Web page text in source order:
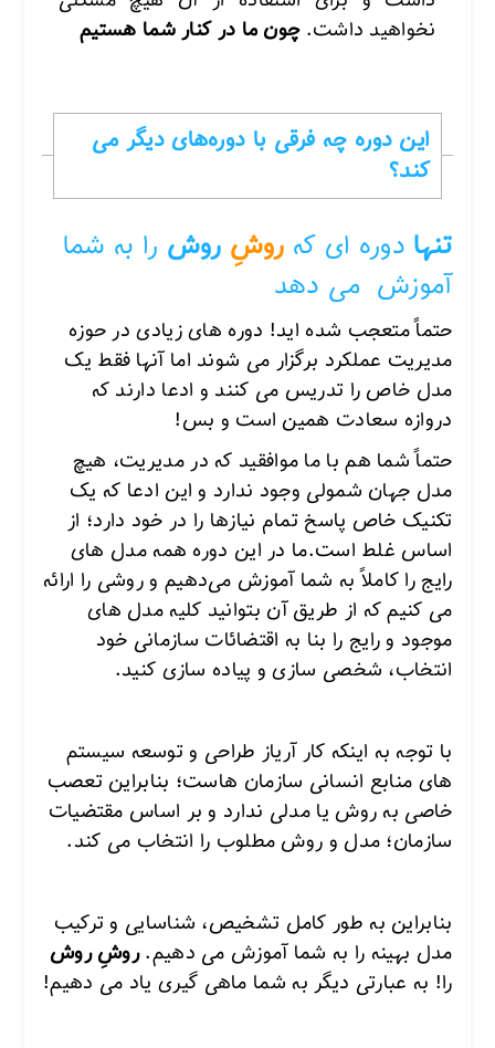
نخواهید داشت.چون ما در کنار شما هستیم
این دوره چه فرقی با دوره‌های دیگر می
کند؟
تنها دوره ای که روشِ روش را به شما
آموزش می دهد
حتماً متعجب شده اید! دوره های زیادی در حوزه
مدیریت عملکرد برگزار می شوند اما آنها فقط یک
مدل خاص را تدریس می کنند و ادعا دارند که
دروازه سعادت همین است و بس!
حتماً شما هم با ما موافقید که در مدیریت، هیچ
مدل جهان شمولی وجود ندارد و این ادعا که یک
تکنیک خاص پاسخ تمام نیازها را در خود دارد؛ از
اساس غلط است.ما در این دوره همه مدل های
رایج را کاملاً به شما آموزش می‌دهیم و روشی را ارائه
می کنیم که از طریق آن بتوانید کلیه مدل های
موجود و رایج را بنا به اقتضائات سازمانی خود
انتخاب، شخصی سازی و پیاده سازی کنید.
با توجه به اینکه کار آریاز طراحی و توسعه سیستم
های منابع انسانی سازمان هاست؛ بنابراین تعصب
خاصی به روش یا مدلی ندارد و بر اساس مقتضیات
سازمان؛ مدل و روش مطلوب را انتخاب می کند.
بنابراین به طور کامل تشخیص، شناسایی و ترکیب
مدل بهینه را به شما آموزش می دهیم.روشِ روش
را! به عبارتی دیگر به شما ماهی گیری یاد می دهیم!